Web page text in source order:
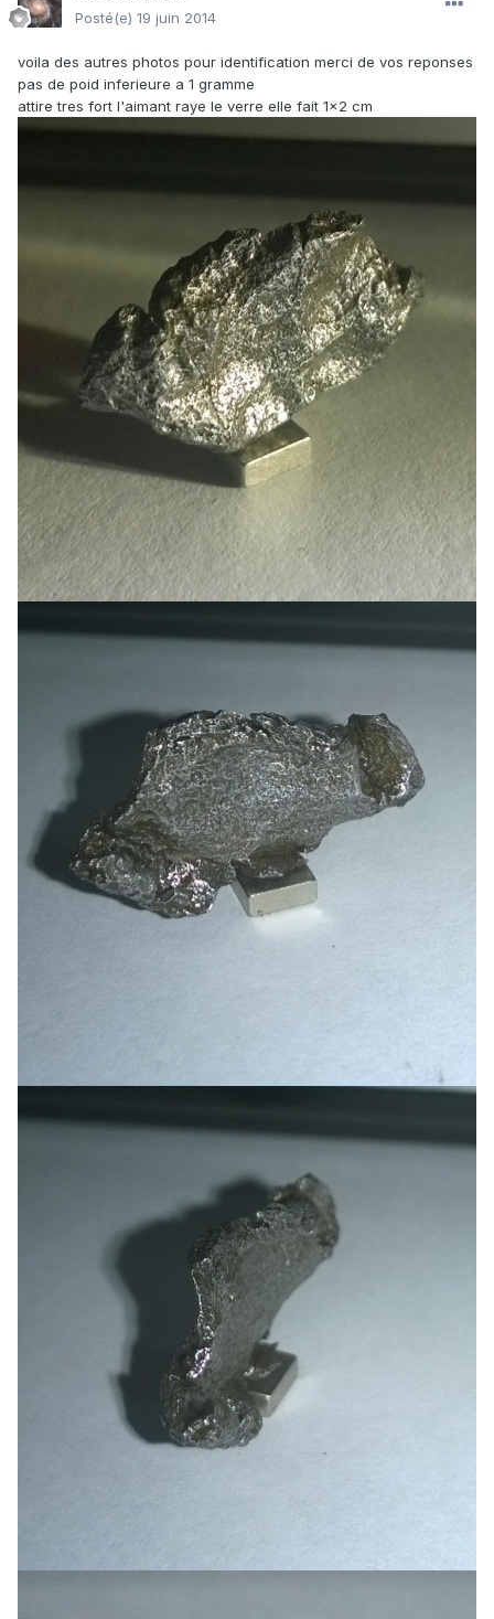
Posté(e) 19 juin 2014
voila des autres photos pour identification merci de vos reponses
pas de poid inferieure a 1 gramme
attire tres fort l'aimant raye le verre elle fait 1x2 cm